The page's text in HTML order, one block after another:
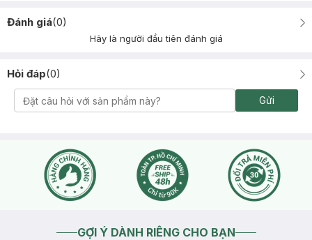
Đánh giá(0)
Hãy là người đầu tiên đánh giá
Hỏi đáp(0)
Gửi
GỢI Ý DÀNH RIÊNG CHO BẠN